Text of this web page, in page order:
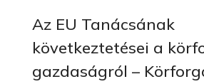
Az EU Tanácsának
következtetései a
gazdaságról –